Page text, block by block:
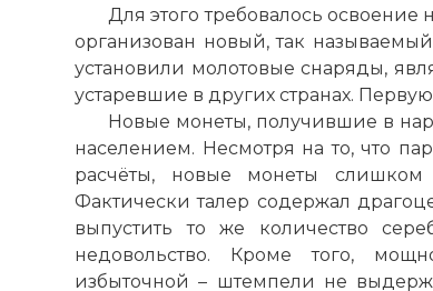
Для этого требовалось освоение
организован новый, так
установили молотовые снаряды,
устаревшие в других странах.
Новые монеты, получившие в
населением. Несмотря на то, что
расчёты, новые монеты
Фактически талер содержал
выпустить то же количество
недовольство. Кроме того,
избыточной – штемпели не